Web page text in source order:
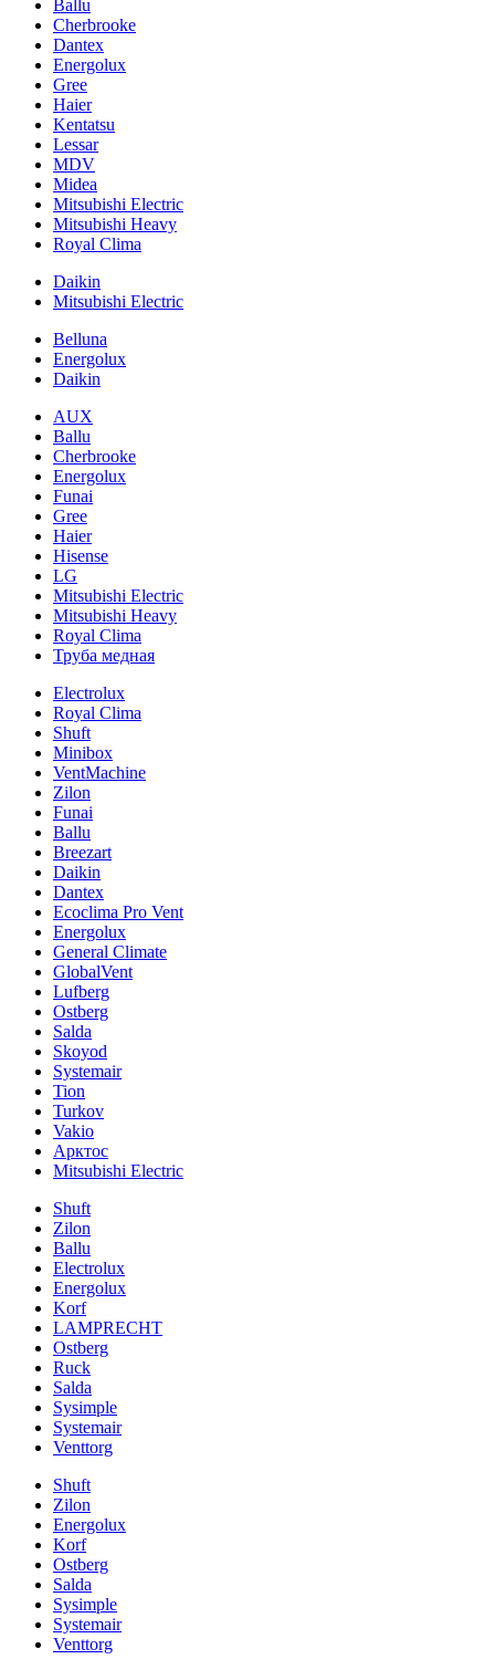
Ballu
Cherbrooke
Dantex
Energolux
Gree
Haier
Kentatsu
Lessar
MDV
Midea
Mitsubishi Electric
Mitsubishi Heavy
Royal Clima
Daikin
Mitsubishi Electric
Belluna
Energolux
Daikin
AUX
Ballu
Cherbrooke
Energolux
Funai
Gree
Haier
Hisense
LG
Mitsubishi Electric
Mitsubishi Heavy
Royal Clima
Труба медная
Electrolux
Royal Clima
Shuft
Minibox
VentMachine
Zilon
Funai
Ballu
Breezart
Daikin
Dantex
Ecoclima Pro Vent
Energolux
General Climate
GlobalVent
Lufberg
Ostberg
Salda
Skoyod
Systemair
Tion
Turkov
Vakio
Арктос
Mitsubishi Electric
Shuft
Zilon
Ballu
Electrolux
Energolux
Korf
LAMPRECHT
Ostberg
Ruck
Salda
Sysimple
Systemair
Venttorg
Shuft
Zilon
Energolux
Korf
Ostberg
Salda
Sysimple
Systemair
Venttorg